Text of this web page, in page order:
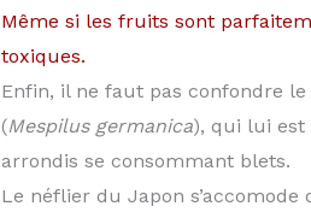
Même si les fruits sont
toxiques.
Enfin, il ne faut pas confondre
(Mespilus germanica), qui lui est
arrondis se consommant blets.
Le néflier du Japon